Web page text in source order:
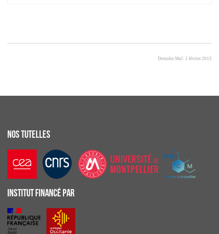
Dernière MaJ: 2 février 2013
NOS TUTELLES
INSTITUT FINANCÉ PAR